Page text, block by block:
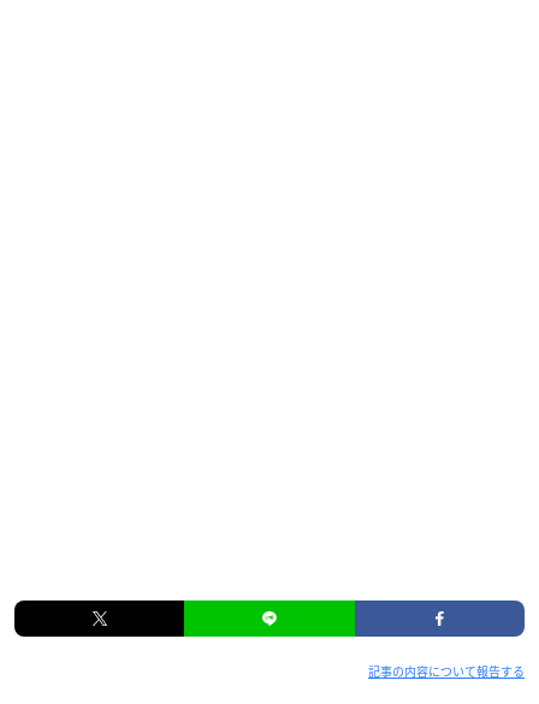
記事の内容について報告する